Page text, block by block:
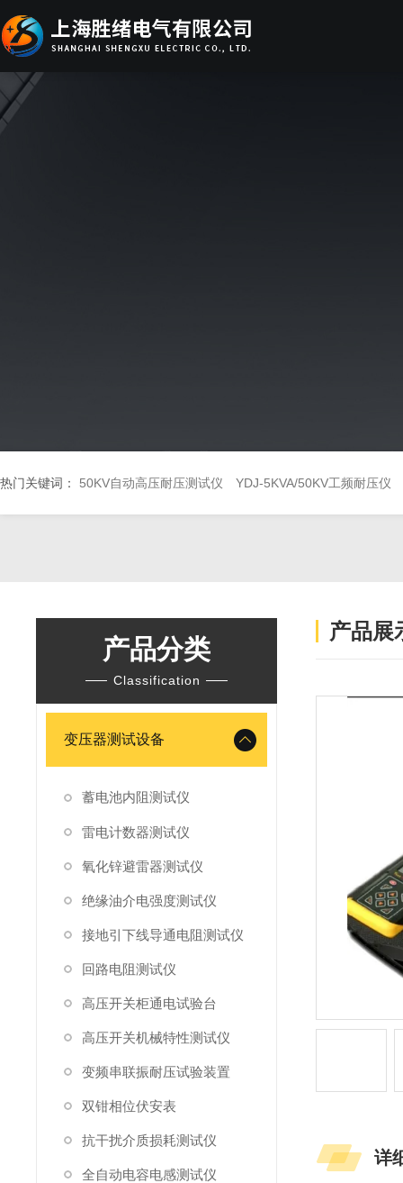
热门关键词： 50KV自动高压耐压测试仪 YDJ-5KVA/50KV工频耐压仪
产品分类
Classification
变压器测试设备
蓄电池内阻测试仪
雷电计数器测试仪
氧化锌避雷器测试仪
绝缘油介电强度测试仪
接地引下线导通电阻测试仪
回路电阻测试仪
高压开关柜通电试验台
高压开关机械特性测试仪
变频串联振耐压试验装置
双钳相位伏安表
抗干扰介质损耗测试仪
全自动电容电感测试仪
产品展
详